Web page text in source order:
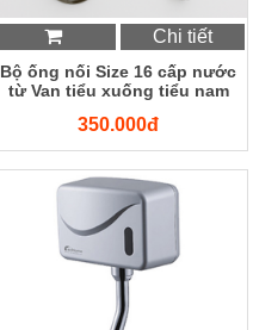
Chi tiết
Bộ ống nối Size 16 cấp nước
từ Van tiểu xuống tiểu nam
350.000đ